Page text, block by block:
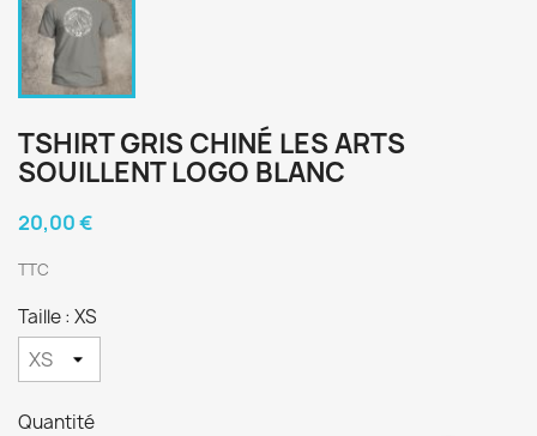
TSHIRT GRIS CHINÉ LES ARTS
SOUILLENT LOGO BLANC
20,00 €
TTC
Taille : XS
Quantité